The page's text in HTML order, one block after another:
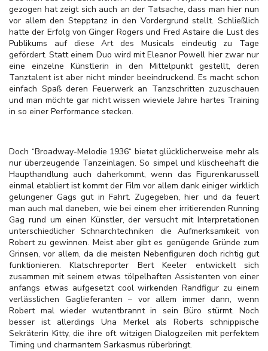
gezogen hat zeigt sich auch an der Tatsache, dass man hier nun
vor allem den Stepptanz in den Vordergrund stellt. Schließlich
hatte der Erfolg von Ginger Rogers und Fred Astaire die Lust des
Publikums auf diese Art des Musicals eindeutig zu Tage
gefördert. Statt einem Duo wird mit Eleanor Powell hier zwar nur
eine einzelne Künstlerin in den Mittelpunkt gestellt, deren
Tanztalent ist aber nicht minder beeindruckend. Es macht schon
einfach Spaß deren Feuerwerk an Tanzschritten zuzuschauen
und man möchte gar nicht wissen wieviele Jahre hartes Training
in so einer Performance stecken.
Doch “Broadway-Melodie 1936“ bietet glücklicherweise mehr als
nur überzeugende Tanzeinlagen. So simpel und klischeehaft die
Haupthandlung auch daherkommt, wenn das Figurenkarussell
einmal etabliert ist kommt der Film vor allem dank einiger wirklich
gelungener Gags gut in Fahrt. Zugegeben, hier und da feuert
man auch mal daneben, wie bei einem eher irritierenden Running
Gag rund um einen Künstler, der versucht mit Interpretationen
unterschiedlicher Schnarchtechniken die Aufmerksamkeit von
Robert zu gewinnen. Meist aber gibt es genügende Gründe zum
Grinsen, vor allem, da die meisten Nebenfiguren doch richtig gut
funktionieren. Klatschreporter Bert Keeler entwickelt sich
zusammen mit seinem etwas tölpelhaften Assistenten von einer
anfangs etwas aufgesetzt cool wirkenden Randfigur zu einem
verlässlichen Gaglieferanten – vor allem immer dann, wenn
Robert mal wieder wutentbrannt in sein Büro stürmt. Noch
besser ist allerdings Una Merkel als Roberts schnippische
Sekräterin Kitty, die ihre oft witzigen Dialogzeilen mit perfektem
Timing und charmantem Sarkasmus rüberbringt.